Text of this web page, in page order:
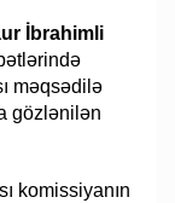
İbrahimli
məqsədilə
gözlənilən
komissiyanın